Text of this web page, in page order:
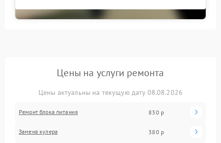
Цены на услуги ремонта
Цены актуальны на текущую дату 08.08.2026
Ремонт блока питания 830 р
Замена кулера 380 р